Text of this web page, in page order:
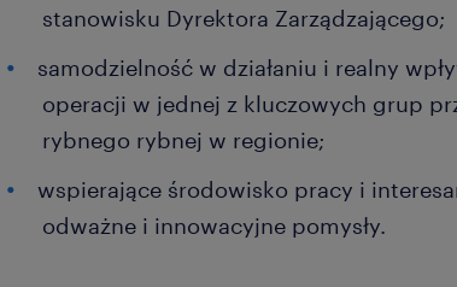
stanowisku Dyrektora Zarządzającego;
samodzielność w działaniu i realny
operacji w jednej z kluczowych grup
rybnego rybnej w regionie;
wspierające środowisko pracy i
odważne i innowacyjne pomysły.